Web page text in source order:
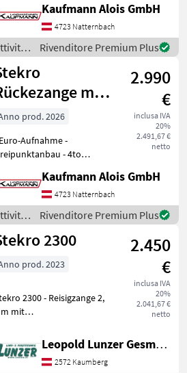
- mechanisch
schwenkbar - 140kg
Die Fa.
zeigt Ihnen
Kaufmann Alois GmbH
4723 Natternbach
/
Rivenditore Premium Plus
mit
2.990
€
inclusa IVA
20%
2.491,67 €
netto
prod. 2026
Aufnahme -
- 4to
- 2 DW
erforderlich Die Fa.
zeigt Ihnen die
bzw. Gerät gerne
Betri
Kaufmann Alois GmbH
4723 Natternbach
Rivenditore Premium Plus
2300
2.450
€
inclusa IVA
20%
2.041,67 €
netto
prod. 2023
2300 - Reisigzange 2,
mit
Öffnungsweite, 2
Steuergeräte erforderlich,
Leopold Lunzer GesmbH
2572 Kaumberg